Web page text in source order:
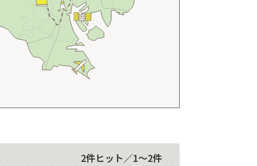
2件ヒット／1～2件